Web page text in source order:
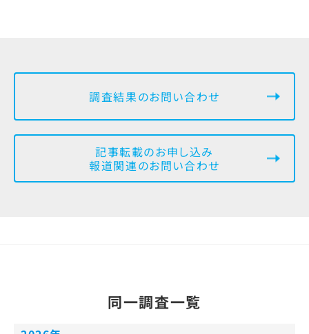
調査結果のお問い合わせ
記事転載のお申し込み
報道関連のお問い合わせ
同一調査一覧